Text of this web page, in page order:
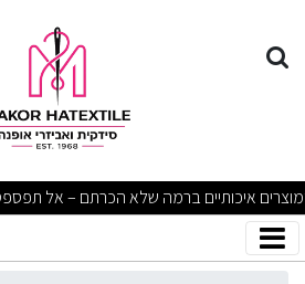
סיכות
מבצעים מפתיעים ומוצרים איכותיים